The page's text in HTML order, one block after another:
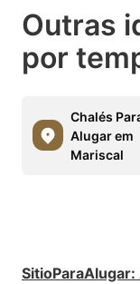
Outras
por
Chalés
Alugar em
Mariscal
SitioParaAlugar: